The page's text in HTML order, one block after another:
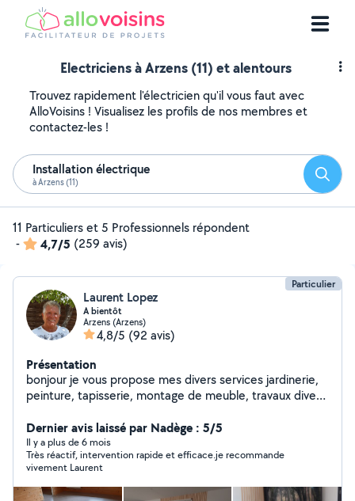
Electriciens à Arzens (11) et alentours
Trouvez rapidement l'électricien qu'il vous faut avec
AlloVoisins ! Visualisez les profils de nos membres et
contactez-les !
Installation électrique
à Arzens (11)
11 Particuliers et 5 Professionnels répondent
-
4,7/5 (259 avis)
Particulier
Laurent Lopez
A bientôt
Arzens (Arzens)
4,8/5 (92 avis)
Présentation
bonjour je vous propose mes divers services jardinerie,
peinture, tapisserie, montage de meuble, travaux divers
vous lire ou de vous rendre services
cordialement...Laurent
Dernier avis laissé par Nadège : 5/5
Il y a plus de 6 mois
Très réactif, intervention rapide et efficace.je recommande
vivement Laurent